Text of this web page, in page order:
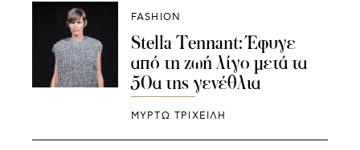
FASHION
Stella Tennant: Έφυγε
από τη ζωή λίγο μετά τα
50α της γενέθλια
ΜΥΡΤΩ ΤΡΙΧΕΙΛΗ